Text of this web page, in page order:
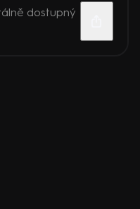
dostupný